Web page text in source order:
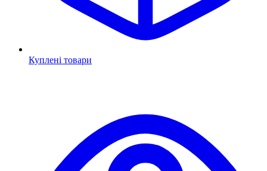
Куплені товари